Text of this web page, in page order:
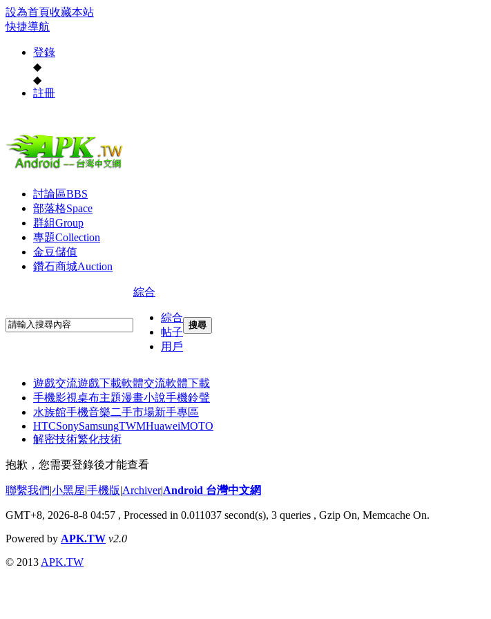
設為首頁收藏本站
快捷導航
登錄
◆
◆
註冊
討論區BBS
部落格Space
群組Group
專題Collection
金豆儲值
鑽石商城Auction
綜合
綜合
帖子
用戶
搜尋
遊戲交流遊戲下載軟體交流軟體下載
手機影視桌布主題漫畫小說手機鈴聲
水族館手機音樂二手市場新手專區
HTCSonySamsungTWMHuaweiMOTO
解密技術繁化技術
抱歉，您需要登錄後才能查看
聯繫我們|小黑屋|手機版|Archiver|Android 台灣中文網
GMT+8, 2026-8-8 04:57 , Processed in 0.011037 second(s), 3 queries , Gzip On, Memcache On.
Powered by APK.TW v2.0
© 2013 APK.TW